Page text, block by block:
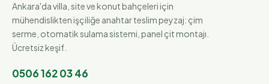
Ankara'da villa, site ve konut bahçeleri için
mühendislikten işçiliğe anahtar teslim peyzaj: çim
serme, otomatik sulama sistemi, panel çit montajı.
Ücretsiz keşif.
0506 162 03 46